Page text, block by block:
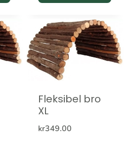
Fleksibel bro
XL
kr349.00